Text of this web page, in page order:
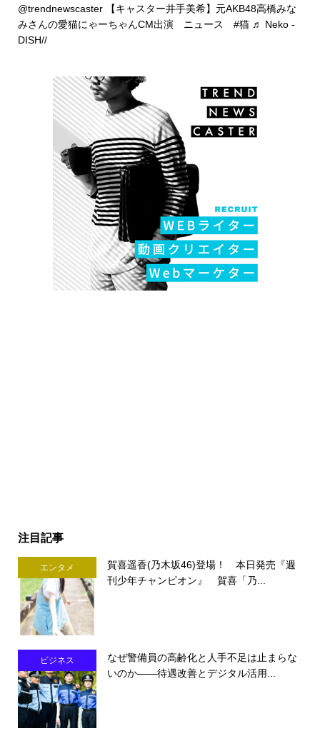
@trendnewscaster【キャスター井手美希】元AKB48高橋みな
みさんの愛猫にゃーちゃんCM出演 ニュース #猫 ♬ Neko -
DISH//
注目記事
エンタメ
賀喜遥香(乃木坂46)登場！ 本日発売『週
刊少年チャンピオン』 賀喜「乃...
ビジネス
なぜ警備員の高齢化と人手不足は止まらな
いのか――待遇改善とデジタル活用...